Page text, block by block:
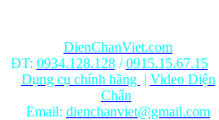
DienChanViet.com
ĐT: 0934.128.128/0915.15.67.15
Dụng cụ chính hãng | Video Diện
Chẩn
Email: dienchanviet@gmail.com